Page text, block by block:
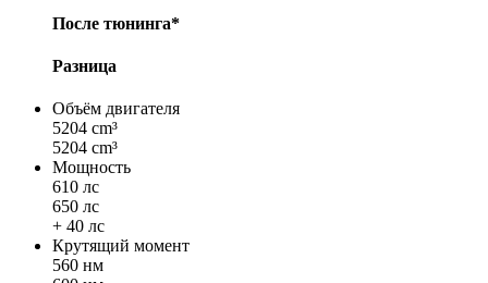
После тюнинга*
Разница
Объём двигателя
5204 cm³
5204 cm³
Мощность
610 лс
650 лс
+ 40 лс
Крутящий момент
560 нм